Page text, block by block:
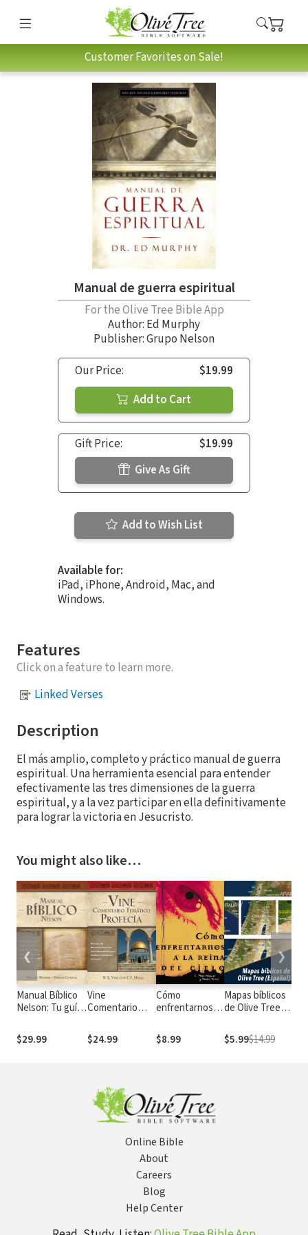
Customer Favorites on Sale!
Manual de guerra espiritual
For the Olive Tree Bible App
Author: Ed Murphy
Publisher: Grupo Nelson
Our Price:
$19.99
Add to Cart
Gift Price:
$19.99
Give As Gift
Add to Wish List
Available for:
iPad, iPhone, Android, Mac, and
Windows.
Features
Click on a feature to learn more.
Linked Verses
Description
El más amplio, completo y práctico manual de guerra
espiritual. Una herramienta esencial para entender
efectivamente las tres dimensiones de la guerra
espiritual, y a la vez participar en ella definitivamente
para lograr la victoria en Jesucristo.
You might also like…
Manual Bíblico
Nelson: Tu guía
Biblia
$29.99
Vine
Comentario
Profecía
$24.99
Cómo
enfrentarnos a
$8.99
Mapas bíblicos
de Olive Tree
$5.99$14.99
❮ ❯
Online Bible
About
Careers
Blog
Help Center